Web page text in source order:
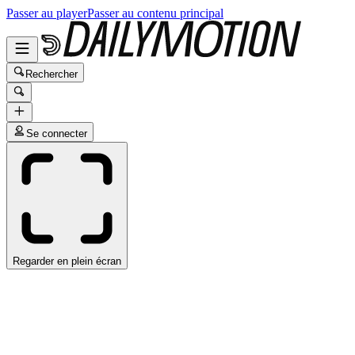
Passer au playerPasser au contenu principal
Rechercher
Se connecter
Regarder en plein écran